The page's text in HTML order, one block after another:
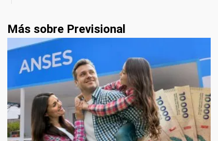
Más sobre Previsional